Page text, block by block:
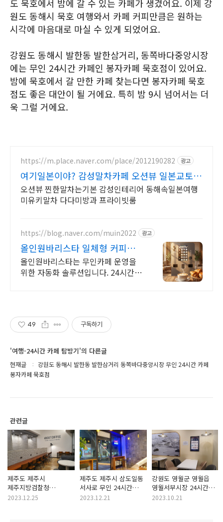
도 묵호에서 밤에 갈 수 있는 카페가 생겼어요. 이제 강
원도 동해시 묵호 여행와서 카페 커피만큼은 원하는
시각에 마음대로 마실 수 있게 되었어요.
강원도 동해시 발한동 발한삼거리, 동쪽바다중앙시장
에는 무인 24시간 카페인 봉자카페 묵호점이 있어요.
밤에 묵호에서 갈 만한 카페 찾는다면 봉자카페 묵호
점도 좋은 대안이 될 거에요. 특히 밤 9시 넘어서는 더
욱 그럴 거에요.
https://m.place.naver.com/place/2012190282 광고
여기일본이야? 감성말차카페 오션뷰 일본교토
말차카페
오션뷰 찐한말차는기본 감성인테리어 동해속일본여행
미유키말차 다다미방과 프라이빗룸
https://blog.naver.com/muin2022 광고
올인원바리스타 일체형 커피머
신
올인원바리스타는 무인카페 운영을
위한 자동화 솔루션입니다. 24시간
49 구독하기
'여행-24시간 카페 탐방기'의 다른글
현재글
강원도 동해시 발한동 발한삼거리 동쪽바다중앙시장 무인 24시간 카페
봉자카페 묵호점
관련글
제주도 제주시
제주지방검찰청
제주지방법원 24시간
2023.12.25
제주도 제주시 삼도일동
서사로 무인 24시간
카페 로이더셀프
2023.12.21
강원도 영월군 영월읍
영월서부시장 24시간
카페 패스트카페 영월점
2023.10.21